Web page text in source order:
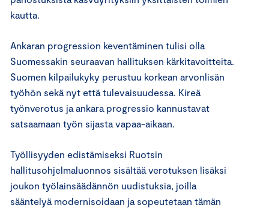
kautta.
Ankaran progression keventäminen tulisi olla
Suomessakin seuraavan hallituksen kärkitavoitteita.
Suomen kilpailukyky perustuu korkean arvonlisän
työhön sekä nyt että tulevaisuudessa. Kireä
työnverotus ja ankara progressio kannustavat
satsaamaan työn sijasta vapaa-aikaan.
Työllisyyden edistämiseksi Ruotsin
hallitusohjelmaluonnos sisältää verotuksen lisäksi
joukon työlainsäädännön uudistuksia, joilla
sääntelyä modernisoidaan ja sopeutetaan tämän